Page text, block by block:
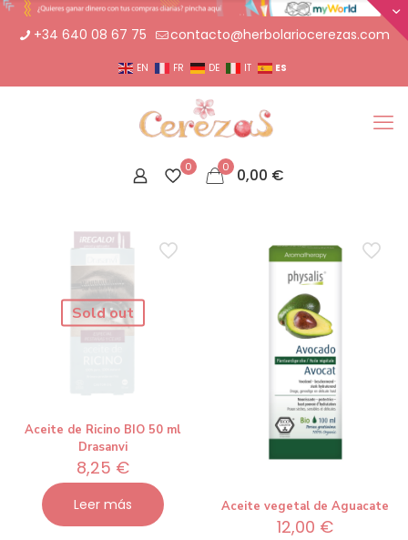
+34 640 08 67 75 contacto@herbolariocerezas.com
EN FR DE IT ES
0 0 0,00 €
Sold out
Aceite de Ricino BIO 50 ml
Drasanvi
8,25 €
Leer más Aceite vegetal de Aguacate
12,00 €